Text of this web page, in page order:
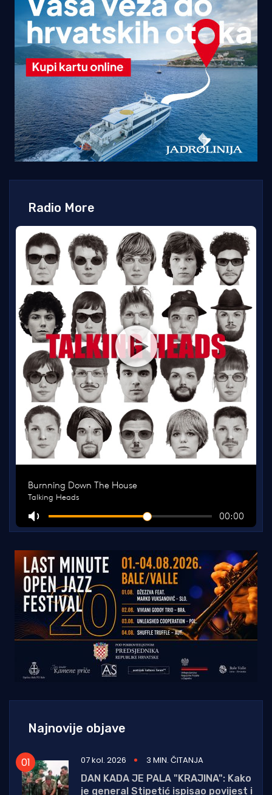
Radio More
Najnovije objave
07 kol. 2026
3 MIN. ČITANJA
DAN KADA JE PALA "KRAJINA": Kako
je general Stipetić ispisao povijest i